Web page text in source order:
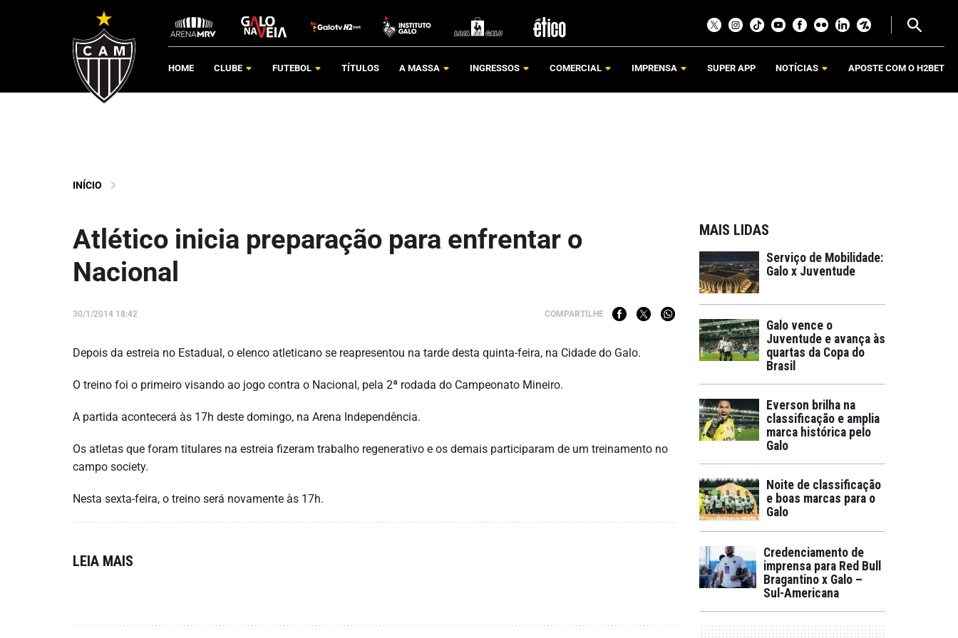
HOME CLUBE FUTEBOL TÍTULOS A MASSA INGRESSOS COMERCIAL IMPRENSA SUPER APP NOTÍCIAS APOSTE COM O H2BET
INÍCIO
Atlético inicia preparação para enfrentar o
Nacional
30/1/2014 18:42 COMPARTILHE
Depois da estreia no Estadual, o elenco atleticano se reapresentou na tarde desta quinta-feira, na Cidade do Galo.
O treino foi o primeiro visando ao jogo contra o Nacional, pela 2ª rodada do Campeonato Mineiro.
A partida acontecerá às 17h deste domingo, na Arena Independência.
Os atletas que foram titulares na estreia fizeram trabalho regenerativo e os demais participaram de um treinamento no
campo society.
Nesta sexta-feira, o treino será novamente às 17h.
LEIA MAIS
MAIS LIDAS
Serviço de Mobilidade:
Galo x Juventude
Galo vence o
Juventude e avança às
quartas da Copa do
Brasil
Everson brilha na
classificação e amplia
marca histórica pelo
Galo
Noite de classificação
e boas marcas para o
Galo
Credenciamento de
imprensa para Red Bull
Bragantino x Galo –
Sul-Americana